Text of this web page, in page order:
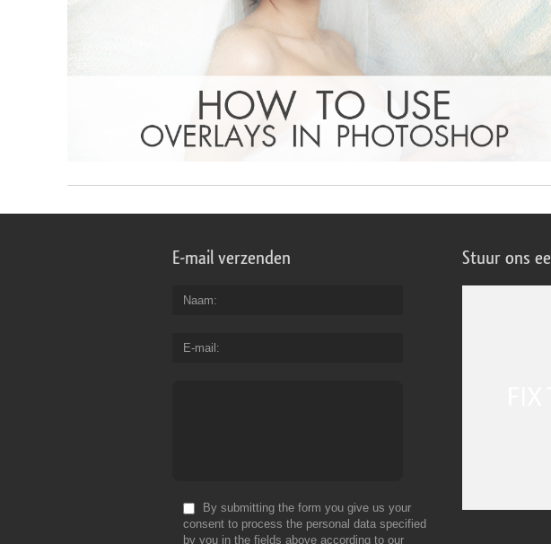
E-mail verzenden
Naam
E-mail
By submitting the form you give us your
consent to process the personal data specified
by you in the fields above according to our
Stuur ons